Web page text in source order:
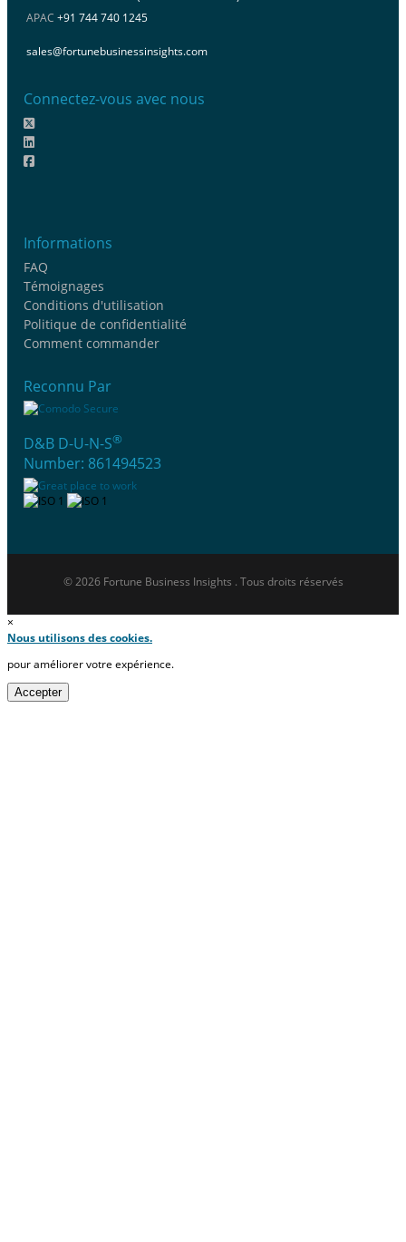
APAC +91 744 740 1245
sales@fortunebusinessinsights.com
Connectez-vous avec nous
Informations
FAQ
Témoignages
Conditions d'utilisation
Politique de confidentialité
Comment commander
Reconnu Par
D&B D-U-N-S®
Number: 861494523
© 2026 Fortune Business Insights . Tous droits réservés
×
Nous utilisons des cookies.
pour améliorer votre expérience.
Accepter